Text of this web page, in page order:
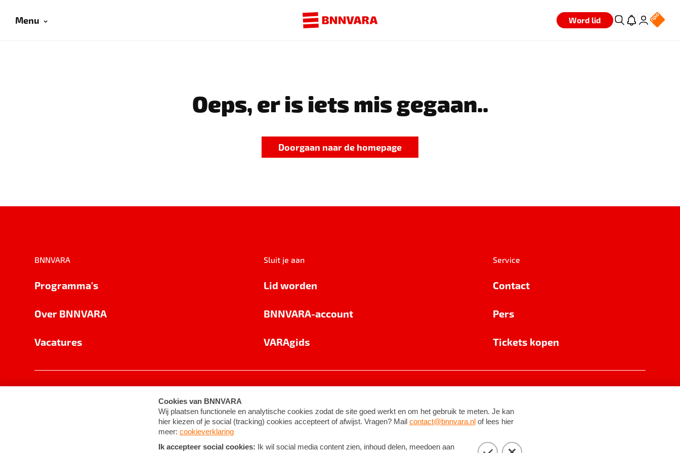
Menu Word lid
Oeps, er is iets mis gegaan..
Doorgaan naar de homepage
BNNVARA
Programma's
Over BNNVARA
Vacatures
Sluit je aan
Lid worden
BNNVARA-account
VARAgids
Service
Contact
Pers
Tickets kopen
Cookie-instellingen Algemene voorwaarden ©2026BNNVARA